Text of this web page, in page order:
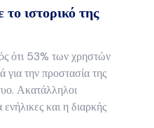
το ιστορικό της
ότι 53% των χρηστών
για την προστασία της
Ακατάλληλοι
ενήλικες και η διαρκής